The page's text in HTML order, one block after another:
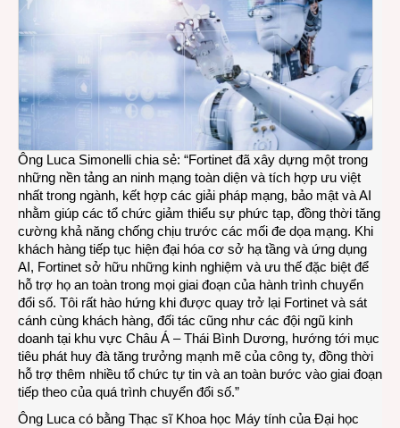
Ông Luca Simonelli chia sẻ: “Fortinet đã xây dựng một trong
những nền tảng an ninh mạng toàn diện và tích hợp ưu việt
nhất trong ngành, kết hợp các giải pháp mạng, bảo mật và AI
nhằm giúp các tổ chức giảm thiểu sự phức tạp, đồng thời tăng
cường khả năng chống chịu trước các mối đe dọa mạng. Khi
khách hàng tiếp tục hiện đại hóa cơ sở hạ tầng và ứng dụng
AI, Fortinet sở hữu những kinh nghiệm và ưu thế đặc biệt để
hỗ trợ họ an toàn trong mọi giai đoạn của hành trình chuyển
đổi số. Tôi rất hào hứng khi được quay trở lại Fortinet và sát
cánh cùng khách hàng, đối tác cũng như các đội ngũ kinh
doanh tại khu vực Châu Á – Thái Bình Dương, hướng tới mục
tiêu phát huy đà tăng trưởng mạnh mẽ của công ty, đồng thời
hỗ trợ thêm nhiều tổ chức tự tin và an toàn bước vào giai đoạn
tiếp theo của quá trình chuyển đổi số.”
Ông Luca có bằng Thạc sĩ Khoa học Máy tính của Đại học